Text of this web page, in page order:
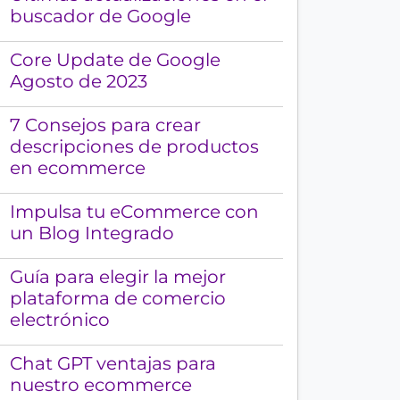
n
u
e
t
r
a
u
b
l
i
c
i
buscador de Google
Core Update de Google
Agosto de 2023
7 Consejos para crear
descripciones de productos
en ecommerce
Impulsa tu eCommerce con
un Blog Integrado
Guía para elegir la mejor
plataforma de comercio
electrónico
Chat GPT ventajas para
nuestro ecommerce